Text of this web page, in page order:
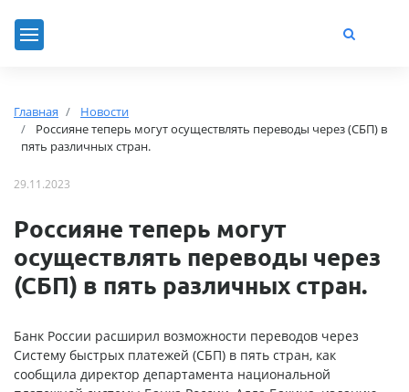
Главная
Новости
Россияне теперь могут осуществлять переводы через (СБП) в
пять различных стран.
29.11.2023
Россияне теперь могут
осуществлять переводы через
(СБП) в пять различных стран.
Банк России расширил возможности переводов через
Систему быстрых платежей (СБП) в пять стран, как
сообщила директор департамента национальной